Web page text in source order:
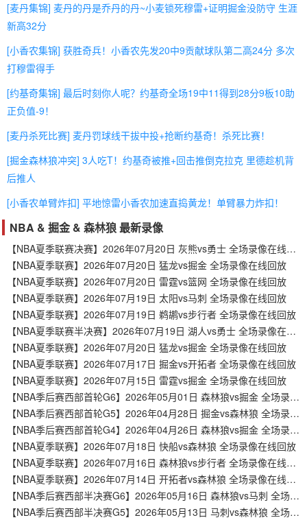
[麦丹集锦] 麦丹的丹是乔丹的丹~小麦锁死穆雷+证明掘金没防守 生涯
新高32分
[小香农集锦] 获胜奇兵！小香农先发20中9贡献球队第二高24分 多次
打穆雷得手
[约基奇集锦] 最后时刻你人呢？约基奇全场19中11得到28分9板10助
正负值-9！
[麦丹杀死比赛] 麦丹罚球线干拔中投+抢断约基奇！杀死比赛！
[掘金森林狼冲突] 3人吃T！约基奇被推+回击推倒克拉克 里德趁机背
后推人
[小香农单臂炸扣] 平地惊雷小香农加速直捣黄龙！单臂暴力炸扣！
NBA & 掘金 & 森林狼 最新录像
【NBA夏季联赛决赛】2026年07月20日 灰熊vs勇士 全场录像在线回放
【NBA夏季联赛】2026年07月20日 猛龙vs掘金 全场录像在线回放
【NBA夏季联赛】2026年07月20日 雷霆vs篮网 全场录像在线回放
【NBA夏季联赛】2026年07月19日 太阳vs马刺 全场录像在线回放
【NBA夏季联赛】2026年07月19日 鹈鹕vs步行者 全场录像在线回放
【NBA夏季联赛半决赛】2026年07月19日 湖人vs勇士 全场录像在线回放
【NBA夏季联赛】2026年07月20日 猛龙vs掘金 全场录像在线回放
【NBA夏季联赛】2026年07月17日 掘金vs开拓者 全场录像在线回放
【NBA夏季联赛】2026年07月15日 雷霆vs掘金 全场录像在线回放
【NBA季后赛西部首轮G6】2026年05月01日 森林狼vs掘金 全场录像在线回放
【NBA季后赛西部首轮G5】2026年04月28日 掘金vs森林狼 全场录像在线回放
【NBA季后赛西部首轮G4】2026年04月26日 森林狼vs掘金 全场录像在线回放
【NBA夏季联赛】2026年07月18日 快船vs森林狼 全场录像在线回放
【NBA夏季联赛】2026年07月16日 森林狼vs步行者 全场录像在线回放
【NBA夏季联赛】2026年07月14日 开拓者vs森林狼 全场录像在线回放
【NBA季后赛西部半决赛G6】2026年05月16日 森林狼vs马刺 全场录像在线回放
【NBA季后赛西部半决赛G5】2026年05月13日 马刺vs森林狼 全场录像在线回放